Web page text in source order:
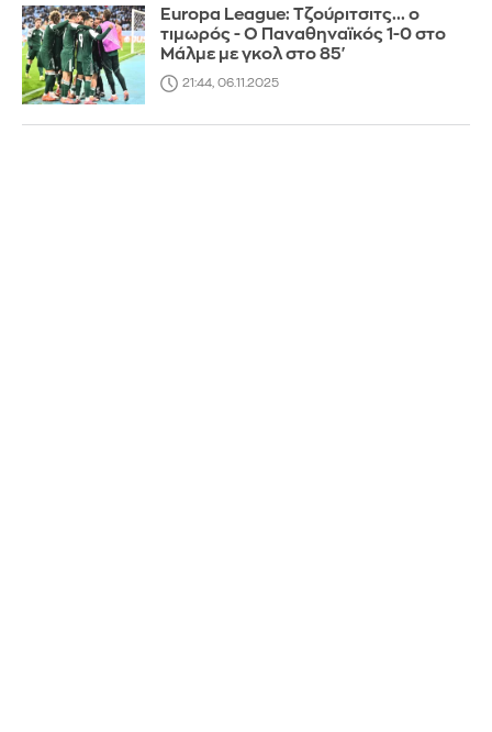
Europa League: Τζούριτσιτς... ο
τιμωρός - Ο Παναθηναϊκός 1-0 στο
Μάλμε με γκολ στο 85'
21:44, 06.11.2025